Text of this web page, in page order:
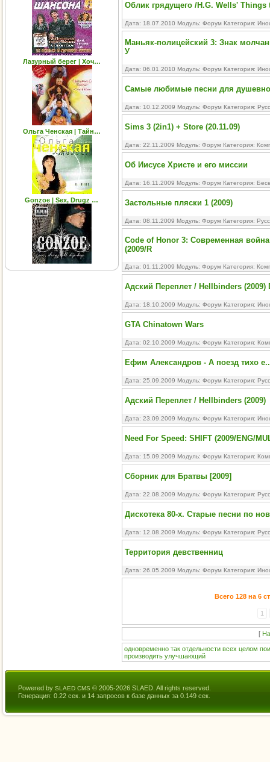
Лазурный берег | Хоч…
Ольга Ченская | Тайн…
Gonzoe | Sex, Drugz …
Облик грядущего /H.G. Wells' Things
Дата: 18.07.2010 Модуль: Форум Категория:
Маньяк-полицейский 3: Знак
У
Дата: 06.01.2010 Модуль: Форум Категория:
Самые любимые песни для
Дата: 10.12.2009 Модуль: Форум Категория:
Sims 3 (2in1) + Store (20.11.09)
Дата: 22.11.2009 Модуль: Форум Категория:
Об Иисусе Христе и его миссии
Дата: 16.11.2009 Модуль: Форум Категория:
Застольные пляски 1 (2009)
Дата: 08.11.2009 Модуль: Форум Категория:
Code of Honor 3: Современная
(2009/R
Дата: 01.11.2009 Модуль: Форум Категория:
Адский Переплет / Hellbinders (2009)
Дата: 18.10.2009 Модуль: Форум Категория:
GTA Chinatown Wars
Дата: 02.10.2009 Модуль: Форум Категория:
Ефим Александров - А поезд тихо
Дата: 25.09.2009 Модуль: Форум Категория:
Адский Переплет / Hellbinders (2009)
Дата: 23.09.2009 Модуль: Форум Категория:
Need For Speed: SHIFT (2009/ENG/
Дата: 15.09.2009 Модуль: Форум Категория:
Сборник для Братвы [2009]
Дата: 22.08.2009 Модуль: Форум Категория:
Дискотека 80-х. Старые песни по
Дата: 12.08.2009 Модуль: Форум Категория:
Территория девственниц
Дата: 26.05.2009 Модуль: Форум Категория:
Всего 128 на 6
1
[
одновременно так отдельности всех целом
производить улучшающий
Powered by SLAED CMS © 2005-2026 SLAED. All rights reserved.
Генерация: 0.22 сек. и 14 запросов к базе данных за 0.149 сек.